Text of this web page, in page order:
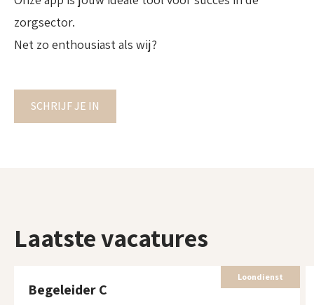
zorgsector.
Net zo enthousiast als wij?
SCHRIJF JE IN
Laatste vacatures
Loondienst
Begeleider C